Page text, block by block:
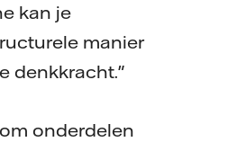
kan je
manier
denkkracht."
om onderdelen